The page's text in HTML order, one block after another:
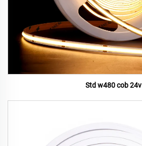
Std w480 cob 24v